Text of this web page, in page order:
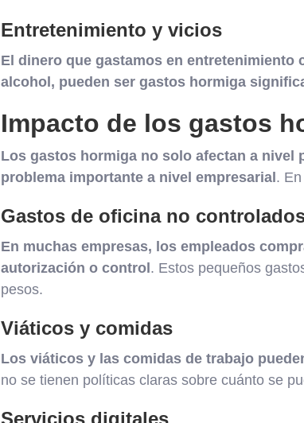
Entretenimiento y vicios
El dinero que gastamos en
alcohol, pueden ser gastos hormiga
Impacto de los gastos
Los gastos hormiga no solo afectan a nivel
problema importante a nivel empresarial.
Gastos de oficina no
En muchas empresas, los empleados
autorización o control. Estos pequeños
pesos.
Viáticos y comidas
Los viáticos y las comidas de trabajo
no se tienen políticas claras sobre cuánto se
Servicios digitales